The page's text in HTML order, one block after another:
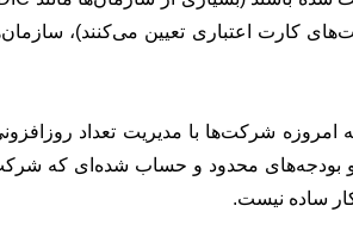
کارت اعتباری تعیین می‌کنند)،
امروزه شرکت‌ها با مدیریت تعداد
محدود و حساب شده‌ای که شرکت‌ها
ساده نیست.